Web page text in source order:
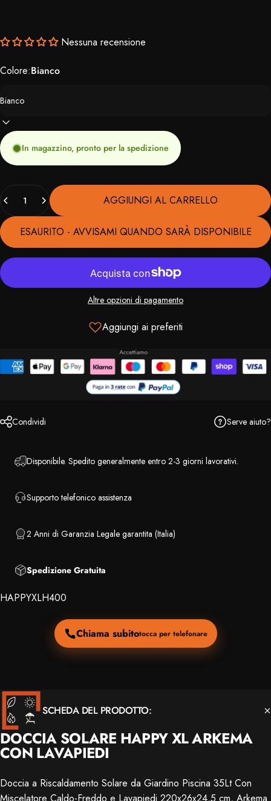
Nessuna recensione
Colore:Bianco
In magazzino, pronto per la spedizione
AGGIUNGI AL CARRELLO
ESAURITO - AVVISAMI QUANDO SARÀ DISPONIBILE
Altre opzioni di pagamento
Aggiungi ai preferiti
Condividi Serve aiuto?
Disponibile. Spedito generalmente entro 2-3 giorni lavorativi.
Supporto telefonico assistenza
2 Anni di Garanzia Legale garantita (Italia)
Spedizione Gratuita
HAPPYXLH400
Chiama subitotocca per telefonare
SCHEDA DEL PRODOTTO:
DOCCIA SOLARE HAPPY XL ARKEMA
CON LAVAPIEDI
Doccia a Riscaldamento Solare da Giardino Piscina 35Lt Con